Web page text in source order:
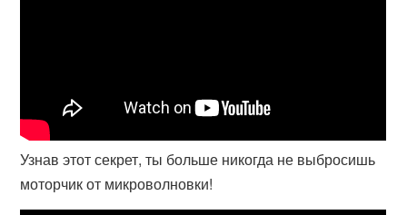
Узнав этот секрет, ты больше никогда не выбросишь
моторчик от микроволновки!